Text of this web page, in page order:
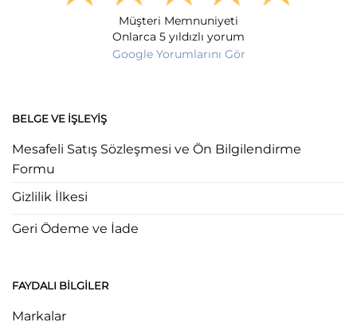
Müşteri Memnuniyeti
Onlarca 5 yıldızlı yorum
Google Yorumlarını Gör
BELGE VE İŞLEYIŞ
Mesafeli Satış Sözleşmesi ve Ön Bilgilendirme
Formu
Gizlilik İlkesi
Geri Ödeme ve İade
FAYDALI BILGILER
Markalar